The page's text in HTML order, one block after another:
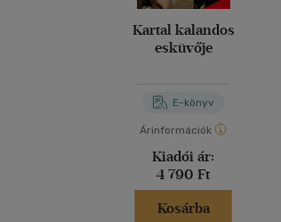
Kartal kalandos
esküvője
E-könyv
Árinformációk
Kiadói ár:
4 790 Ft
Kosárba